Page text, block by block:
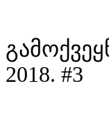
2018. #3